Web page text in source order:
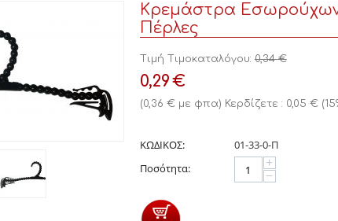
Κρεμάστρα
Πέρλες
Τιμή Τιμοκαταλόγου: 0,34 €
0,29€
(0,36 €με φπα) Κερδίζετε : 0,05 €(15
ΚΩΔΙΚΟΣ:
01-33-0-Π
Ποσότητα:
+
−